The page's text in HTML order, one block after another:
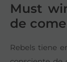
Must
de
Rebels tiene